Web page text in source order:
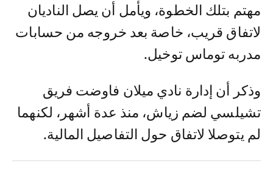
مهتم بتلك الخطوة، ويأمل أن يصل الناديان
لاتفاق قريب، خاصة بعد خروجه من حسابات
مدربه توماس توخيل.
وذكر أن إدارة نادي ميلان فاوضت فريق
تشيلسي لضم زياش، منذ عدة أشهر، لكنهما
لم يتوصلا لاتفاق حول التفاصيل المالية.